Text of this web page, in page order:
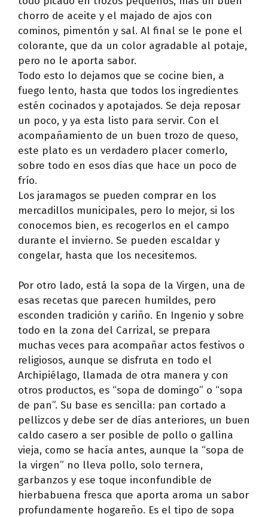
chorro de aceite y el majado de ajos con
cominos, pimentón y sal. Al final se le pone el
colorante, que da un color agradable al potaje,
pero no le aporta sabor.
Todo esto lo dejamos que se cocine bien, a
fuego lento, hasta que todos los ingredientes
estén cocinados y apotajados. Se deja reposar
un poco, y ya esta listo para servir. Con el
acompañamiento de un buen trozo de queso,
este plato es un verdadero placer comerlo,
sobre todo en esos días que hace un poco de
frío.
Los jaramagos se pueden comprar en los
mercadillos municipales, pero lo mejor, si los
conocemos bien, es recogerlos en el campo
durante el invierno. Se pueden escaldar y
congelar, hasta que los necesitemos.
Por otro lado, está la sopa de la Virgen, una de
esas recetas que parecen humildes, pero
esconden tradición y cariño. En Ingenio y sobre
todo en la zona del Carrizal, se prepara
muchas veces para acompañar actos festivos o
religiosos, aunque se disfruta en todo el
Archipiélago, llamada de otra manera y con
otros productos, es “sopa de domingo” o “sopa
de pan”. Su base es sencilla: pan cortado a
pellizcos y debe ser de días anteriores, un buen
caldo casero a ser posible de pollo o gallina
vieja, como se hacía antes, aunque la “sopa de
la virgen” no lleva pollo, solo ternera,
garbanzos y ese toque inconfundible de
hierbabuena fresca que aporta aroma un sabor
profundamente hogareño. Es el tipo de sopa